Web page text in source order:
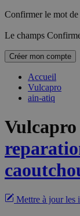
Confirmer le mot de
Le champs
Créer mon compte
Accueil
Vulcapro
ain-atiq
Vulcapro
Mettre à jour les